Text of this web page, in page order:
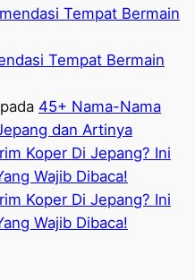
Tempat Bermain
Tempat Bermain
pada 45+ Nama-Nama
dan Artinya
Koper Di Jepang? Ini
Wajib Dibaca!
Koper Di Jepang? Ini
Wajib Dibaca!